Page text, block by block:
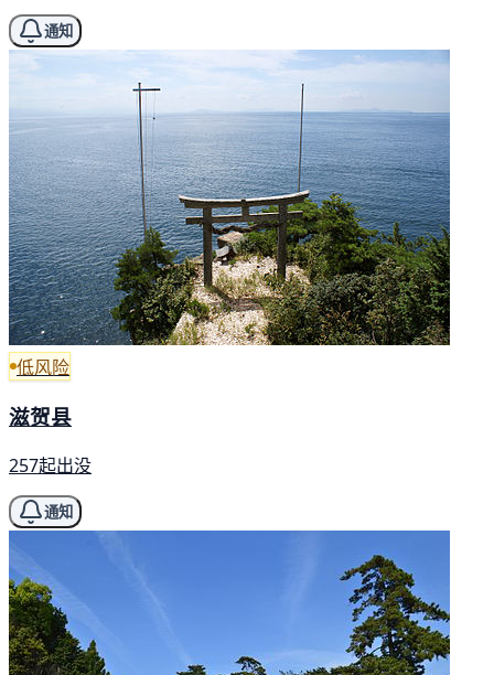
通知
低风险
滋贺县
257起出没
通知